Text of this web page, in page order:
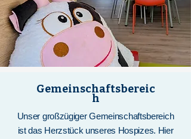
Gemeinschaftsbereic
h
Unser großzügiger Gemeinschaftsbereich
ist das Herzstück unseres Hospizes. Hier